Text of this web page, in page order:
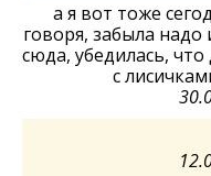
а я вот тоже
говоря, забыла
сюда, убедилась,
с